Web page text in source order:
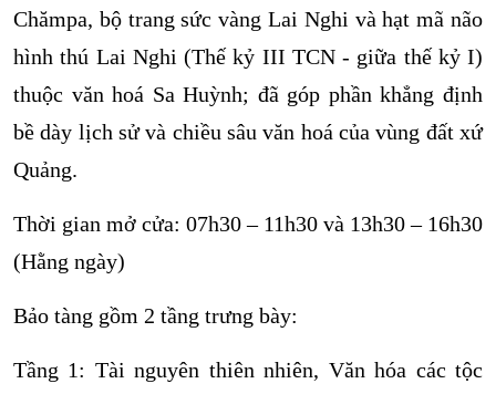
Chămpa, bộ trang sức vàng Lai Nghi và hạt mã não
hình thú Lai Nghi (Thế kỷ III TCN - giữa thế kỷ I)
thuộc văn hoá Sa Huỳnh; đã góp phần khẳng định
bề dày lịch sử và chiều sâu văn hoá của vùng đất xứ
Quảng.
Thời gian mở cửa: 07h30 – 11h30 và 13h30 – 16h30
(Hằng ngày)
Bảo tàng gồm 2 tầng trưng bày:
Tầng 1: Tài nguyên thiên nhiên, Văn hóa các tộc